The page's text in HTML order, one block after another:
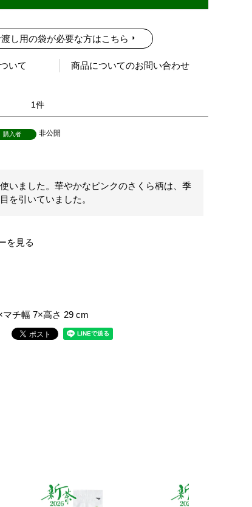
渡し用の袋が必要な方はこちら
いて 商品についてのお問い合わせ
1
購入者
非公開
いました。華やかなピンクのさくら柄は、季
を引いていました。
を見る
チ幅 7×高さ 29 cm